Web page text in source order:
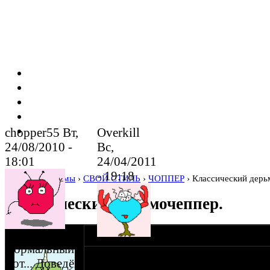
Home›Форумы › СВОЙ СТИЛЬ › ЧОППЕР › Классический
Классический дерьмочеппер.
23-08-10 23:01
chopper55 Вт,
24/08/2010 -
18:01
Нормальный
мот... Доведёшь
Overkill
Вс,
24/04/2011
- 19:18